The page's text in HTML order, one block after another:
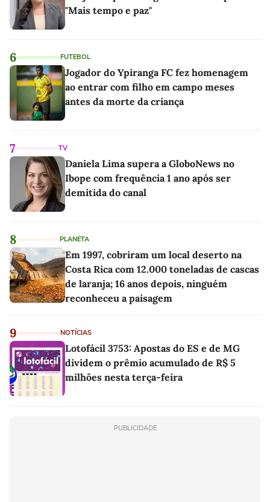
"Mais tempo e paz"
6 FUTEBOL
Jogador do Ypiranga FC fez homenagem
ao entrar com filho em campo meses
antes da morte da criança
7 TV
Daniela Lima supera a GloboNews no
Ibope com frequência 1 ano após ser
demitida do canal
8 PLANETA
Em 1997, cobriram um local deserto na
Costa Rica com 12.000 toneladas de cascas
de laranja; 16 anos depois, ninguém
reconheceu a paisagem
9 NOTÍCIAS
Lotofácil 3753: Apostas do ES e de MG
dividem o prêmio acumulado de R$ 5
milhões nesta terça-feira
PUBLICIDADE